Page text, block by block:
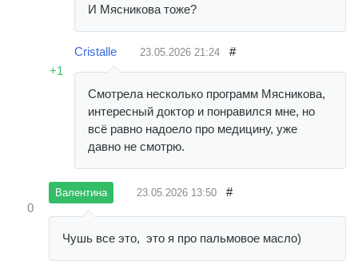
И Мясникова тоже?
+1
Cristalle 23.05.2026 21:24 #
Смотрела несколько программ Мясникова,
интересный доктор и понравился мне, но
всё равно надоело про медицину, уже
давно не смотрю.
0
Валентина 23.05.2026 13:50 #
Чушь все это, это я про пальмовое масло)